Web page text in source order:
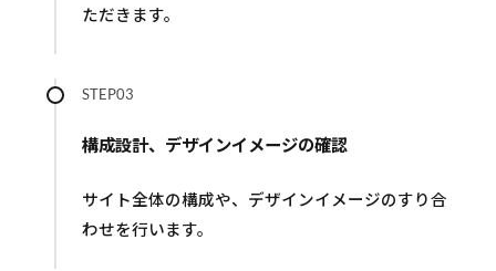
ただきます。
STEP03
構成設計、デザインイメージの確認
サイト全体の構成や、デザインイメージのすり合
わせを行います。